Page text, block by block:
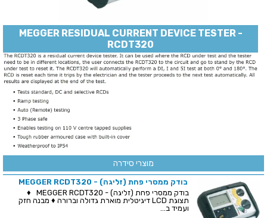
MEGGER RESIDUAL CURRENT DEVICE TESTER -
RCDT320
מוצרי סידרה
בודק ממסרי פחת (זליגה) - MEGGER RCDT320
בודק ממסרי פחת (זליגה) - MEGGER RCDT320 ♦
תצוגת LCD דיגיטלית מוארת גדולה וברורה ♦ מבנה חזק
ועמיד ב...